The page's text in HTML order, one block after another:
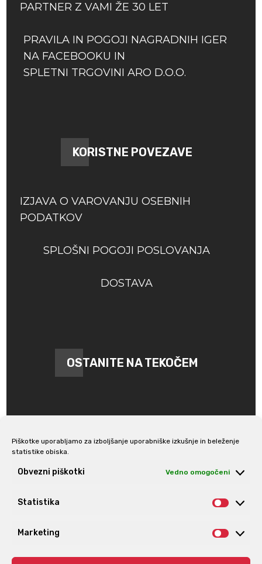
Piškotke uporabljamo za izboljšanje uporabniške izkušnje in beleženje
statistike obiska.
Obvezni piškotki Vedno omogočeni
Statistika
Marketing
PARTNER Z VAMI ŽE 30 LET
PRAVILA IN POGOJI NAGRADNIH IGER
NA FACEBOOKU IN
SPLETNI TRGOVINI ARO D.O.O.
KORISTNE POVEZAVE
IZJAVA O VAROVANJU OSEBNIH
PODATKOV
SPLOŠNI POGOJI POSLOVANJA
DOSTAVA
OSTANITE NA TEKOČEM